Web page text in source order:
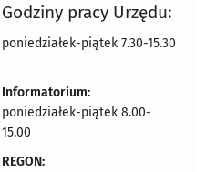
Godziny pracy Urzędu:
poniedziałek-piątek 7.30-15.30
Informatorium:
poniedziałek-piątek 8.00-
15.00
REGON: